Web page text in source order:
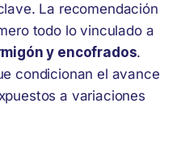
La recomendación
todo lo vinculado a
y encofrados.
condicionan el avance
a variaciones